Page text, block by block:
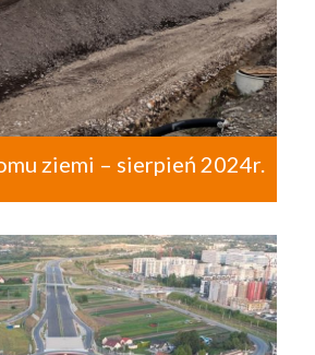
ziemi – sierpień 2024r.